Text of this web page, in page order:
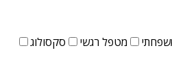
מטפל רגשי
סקסולוג